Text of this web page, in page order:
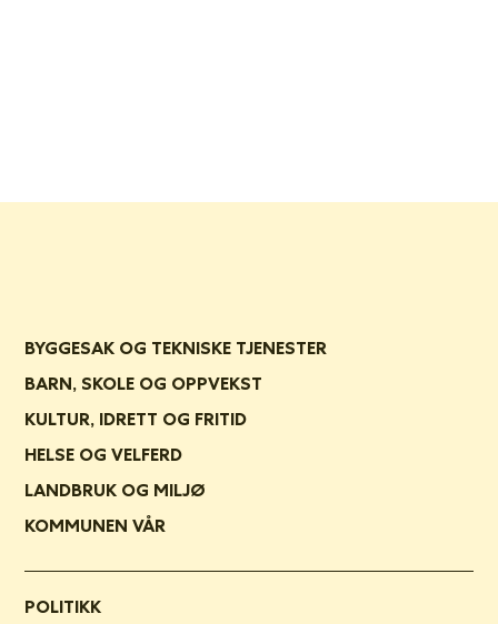
BYGGESAK OG TEKNISKE TJENESTER
BARN, SKOLE OG OPPVEKST
KULTUR, IDRETT OG FRITID
HELSE OG VELFERD
LANDBRUK OG MILJØ
KOMMUNEN VÅR
POLITIKK